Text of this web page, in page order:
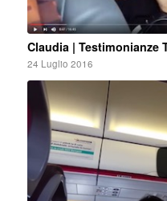
Claudia | Testimonianze
24 Luglio 2016